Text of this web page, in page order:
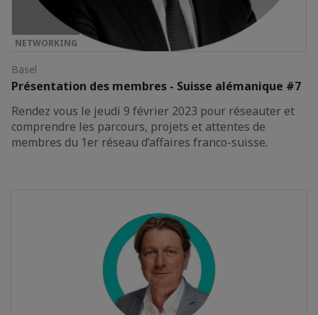
NETWORKING
Basel
Présentation des membres - Suisse alémanique #7
Rendez vous le jeudi 9 février 2023 pour réseauter et
comprendre les parcours, projets et attentes de
membres du 1er réseau d’affaires franco-suisse.